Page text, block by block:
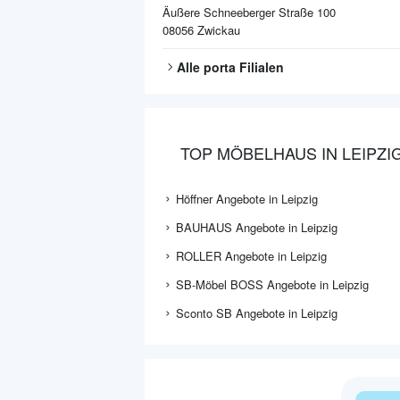
Äußere Schneeberger Straße 100
08056 Zwickau
Alle porta Filialen
TOP MÖBELHAUS IN
Höffner Angebote in Leipzig
BAUHAUS Angebote in Leipzig
ROLLER Angebote in Leipzig
SB-Möbel BOSS Angebote in Leipzig
Sconto SB Angebote in Leipzig